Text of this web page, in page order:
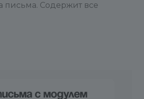
письма. Содержит все